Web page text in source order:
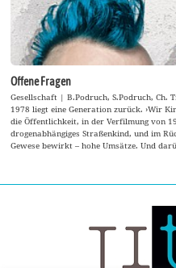
Offene Fragen
Gesellschaft | B.Podruch, S.Podruch, Ch.
1978 liegt eine Generation zurück. ›Wir
die Öffentlichkeit, in der Verfilmung von
drogenabhängiges Straßenkind, und im
Gewese bewirkt – hohe Umsätze. Und